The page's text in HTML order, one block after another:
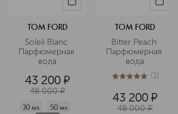
TOM FORD
Soleil Blanc
Парфюмерная
вода
43 200 ¤
48 000 ¤
30 мл
50 мл
TOM FORD
Bitter Peach
Парфюмерная
вода
5из 51 (1)
43 200 ¤
48 000 ¤